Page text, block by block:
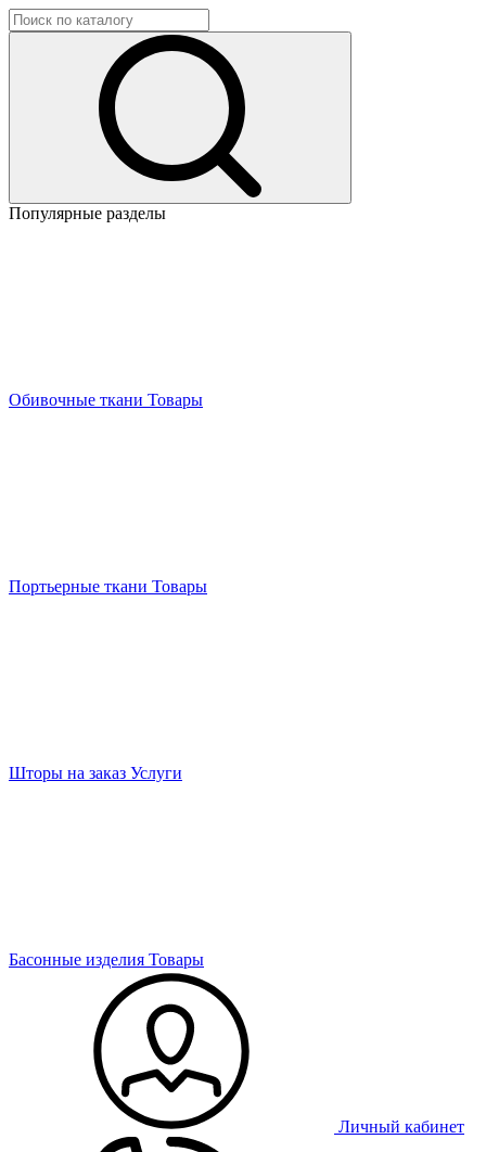
Популярные разделы
Обивочные ткани Товары
Портьерные ткани Товары
Шторы на заказ Услуги
Басонные изделия Товары
Личный кабинет